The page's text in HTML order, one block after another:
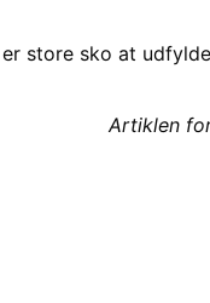
store sko at
Artiklen